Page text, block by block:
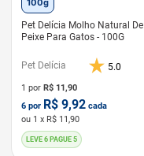
100g
Pet Delícia Molho Natural De
Peixe Para Gatos - 100G
Pet Delícia 5.0
1 por R$ 11,90
6 por R$ 9,92 cada
ou 1 x R$ 11,90
LEVE 6 PAGUE 5